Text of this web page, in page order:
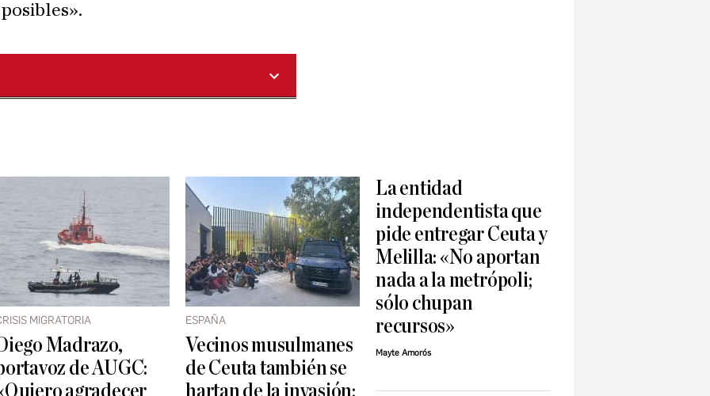
MIGRATORIA
Madrazo,
de AUGC:
agradecer
ESPAÑA
Vecinos musulmanes
de Ceuta también se
hartan de la invasión:
La entidad
independentista que
pide entregar Ceuta y
Melilla: «No aportan
nada a la metrópoli;
sólo chupan
recursos»
Mayte Amorós